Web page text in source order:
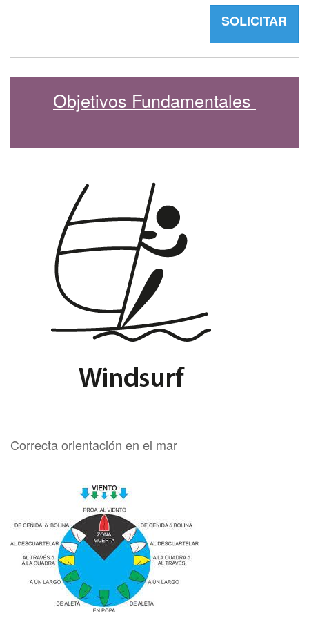
SOLICITAR
Objetivos Fundamentales
Correcta orientación en el mar